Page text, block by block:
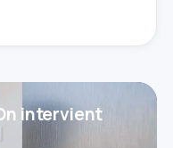
intervient